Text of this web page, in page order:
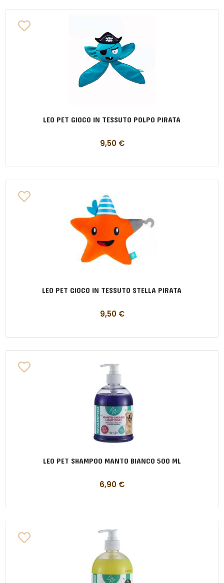
LEO PET GIOCO IN TESSUTO POLPO PIRATA
9,50 €
LEO PET GIOCO IN TESSUTO STELLA PIRATA
9,50 €
LEO PET SHAMPOO MANTO BIANCO 500 ML
6,90 €